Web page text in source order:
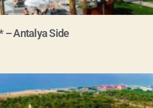
– Antalya Side